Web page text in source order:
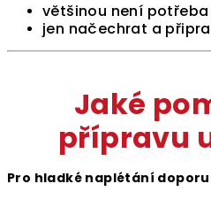
většinou není
jen načechrat a
Jaké
přípravu
Pro hladké naplétání